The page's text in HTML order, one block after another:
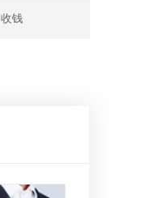
收钱